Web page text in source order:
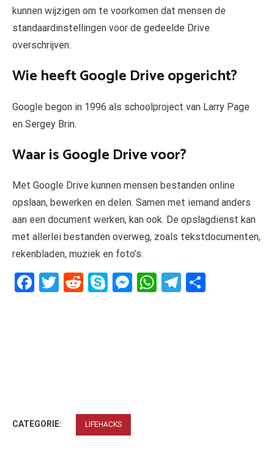
kunnen wijzigen om te voorkomen dat mensen de
standaardinstellingen voor de gedeelde Drive
overschrijven.
Wie heeft Google Drive opgericht?
Google begon in 1996 als schoolproject van Larry Page
en Sergey Brin.
Waar is Google Drive voor?
Met Google Drive kunnen mensen bestanden online
opslaan, bewerken en delen. Samen met iemand anders
aan een document werken, kan ook. De opslagdienst kan
met allerlei bestanden overweg, zoals tekstdocumenten,
rekenbladen, muziek en foto’s.
Facebook
Twitter
RedditSkypeMessenger
WhatsApp
Telegram
CATEGORIE: LIFEHACKS